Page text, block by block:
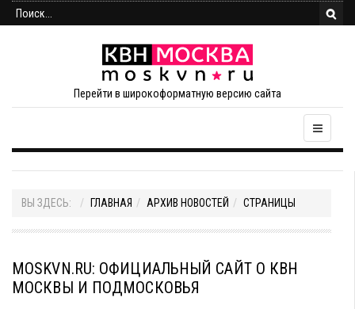
Перейти в широкоформатную версию сайта
ВЫ ЗДЕСЬ: ГЛАВНАЯ АРХИВ НОВОСТЕЙ СТРАНИЦЫ
MOSKVN.RU: ОФИЦИАЛЬНЫЙ САЙТ О КВН
МОСКВЫ И ПОДМОСКОВЬЯ